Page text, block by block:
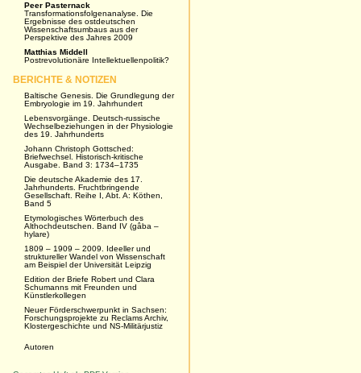
Peer Pasternack
Transformationsfolgenanalyse. Die
Ergebnisse des ostdeutschen
Wissenschaftsumbaus aus der
Perspektive des Jahres 2009
Matthias Middell
Postrevolutionäre Intellektuellenpolitik?
BERICHTE & NOTIZEN
Baltische Genesis. Die Grundlegung der
Embryologie im 19. Jahrhundert
Lebensvorgänge. Deutsch-russische
Wechselbeziehungen in der Physiologie
des 19. Jahrhunderts
Johann Christoph Gottsched:
Briefwechsel. Historisch-kritische
Ausgabe. Band 3: 1734–1735
Die deutsche Akademie des 17.
Jahrhunderts. Fruchtbringende
Gesellschaft. Reihe I, Abt. A: Köthen,
Band 5
Etymologisches Wörterbuch des
Althochdeutschen. Band IV (gâba –
hylare)
1809 – 1909 – 2009. Ideeller und
struktureller Wandel von Wissenschaft
am Beispiel der Universität Leipzig
Edition der Briefe Robert und Clara
Schumanns mit Freunden und
Künstlerkollegen
Neuer Förderschwerpunkt in Sachsen:
Forschungsprojekte zu Reclams Archiv,
Klostergeschichte und NS-Militärjustiz
Autoren